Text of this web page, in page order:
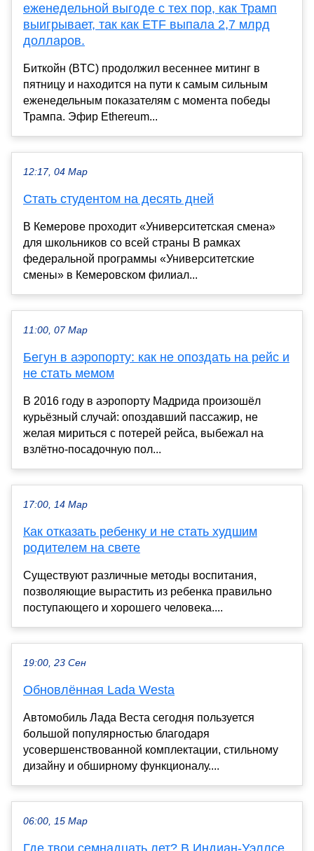
еженедельной выгоде с тех пор, как Трамп
выигрывает, так как ETF выпала 2,7 млрд
долларов.
Биткойн (BTC) продолжил весеннее митинг в
пятницу и находится на пути к самым сильным
еженедельным показателям с момента победы
Трампа. Эфир Ethereum...
12:17, 04 Мар
Стать студентом на десять дней
В Кемерове проходит «Университетская смена»
для школьников со всей страны В рамках
федеральной программы «Университетские
смены» в Кемеровском филиал...
11:00, 07 Мар
Бегун в аэропорту: как не опоздать на рейс и
не стать мемом
В 2016 году в аэропорту Мадрида произошёл
курьёзный случай: опоздавший пассажир, не
желая мириться с потерей рейса, выбежал на
взлётно-посадочную пол...
17:00, 14 Мар
Как отказать ребенку и не стать худшим
родителем на свете
Существуют различные методы воспитания,
позволяющие вырастить из ребенка правильно
поступающего и хорошего человека....
19:00, 23 Сен
Обновлённая Lada Westa
Автомобиль Лада Веста сегодня пользуется
большой популярностью благодаря
усовершенствованной комплектации, стильному
дизайну и обширному функционалу....
06:00, 15 Мар
Где твои семнадцать лет? В Индиан-Уэллсе